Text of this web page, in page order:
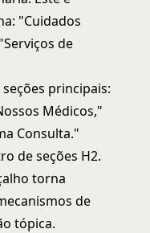
"Cuidados
de
principais:
Médicos,"
Consulta."
de seções H2.
torna
de
tópica.